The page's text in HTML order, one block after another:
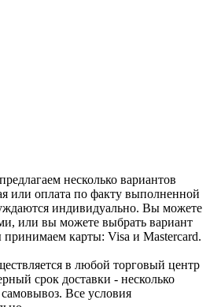
несколько вариантов
или оплата по факту выполненной
индивидуально. Вы можете
или вы можете выбрать вариант
карты: Visa и Mastercard.
в любой торговый центр
срок доставки - несколько
Все условия